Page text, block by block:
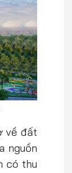
về đất
nguồn
có thu